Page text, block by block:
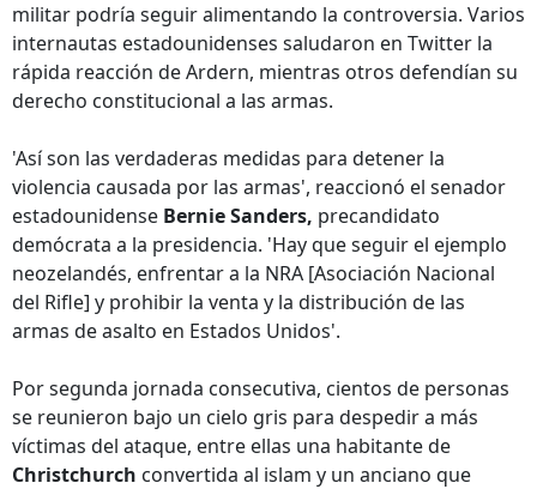
militar podría seguir alimentando la controversia. Varios
internautas estadounidenses saludaron en Twitter la
rápida reacción de Ardern, mientras otros defendían su
derecho constitucional a las armas.
'Así son las verdaderas medidas para detener la
violencia causada por las armas', reaccionó el senador
estadounidense Bernie Sanders, precandidato
demócrata a la presidencia. 'Hay que seguir el ejemplo
neozelandés, enfrentar a la NRA [Asociación Nacional
del Rifle] y prohibir la venta y la distribución de las
armas de asalto en Estados Unidos'.
Por segunda jornada consecutiva, cientos de personas
se reunieron bajo un cielo gris para despedir a más
víctimas del ataque, entre ellas una habitante de
Christchurch convertida al islam y un anciano que